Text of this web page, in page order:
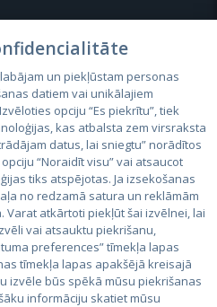
un piekļūstam personas
datiem vai unikālajiem
opciju “Es piekrītu”, tiek
kas atbalsta zem virsraksta
datus, lai sniegtu” norādītos
“Noraidīt visu” vai atsaucot
tiks atspējotas. Ja izsekošanas
no redzamā satura un reklāmām
Varat atkārtoti piekļūt šai izvēlnei, lai
vai atsauktu piekrišanu,
preferences” tīmekļa lapas
tīmekļa lapas apakšējā kreisajā
izvēle būs spēkā mūsu piekrišanas
informāciju skatiet mūsu